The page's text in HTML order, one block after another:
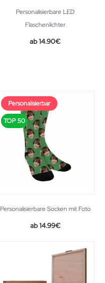
Personalisierbare LED
Flaschenlichter
14.90€
Personalisierbar
TOP 50
Personalisierbare Socken mit Foto
14.99€